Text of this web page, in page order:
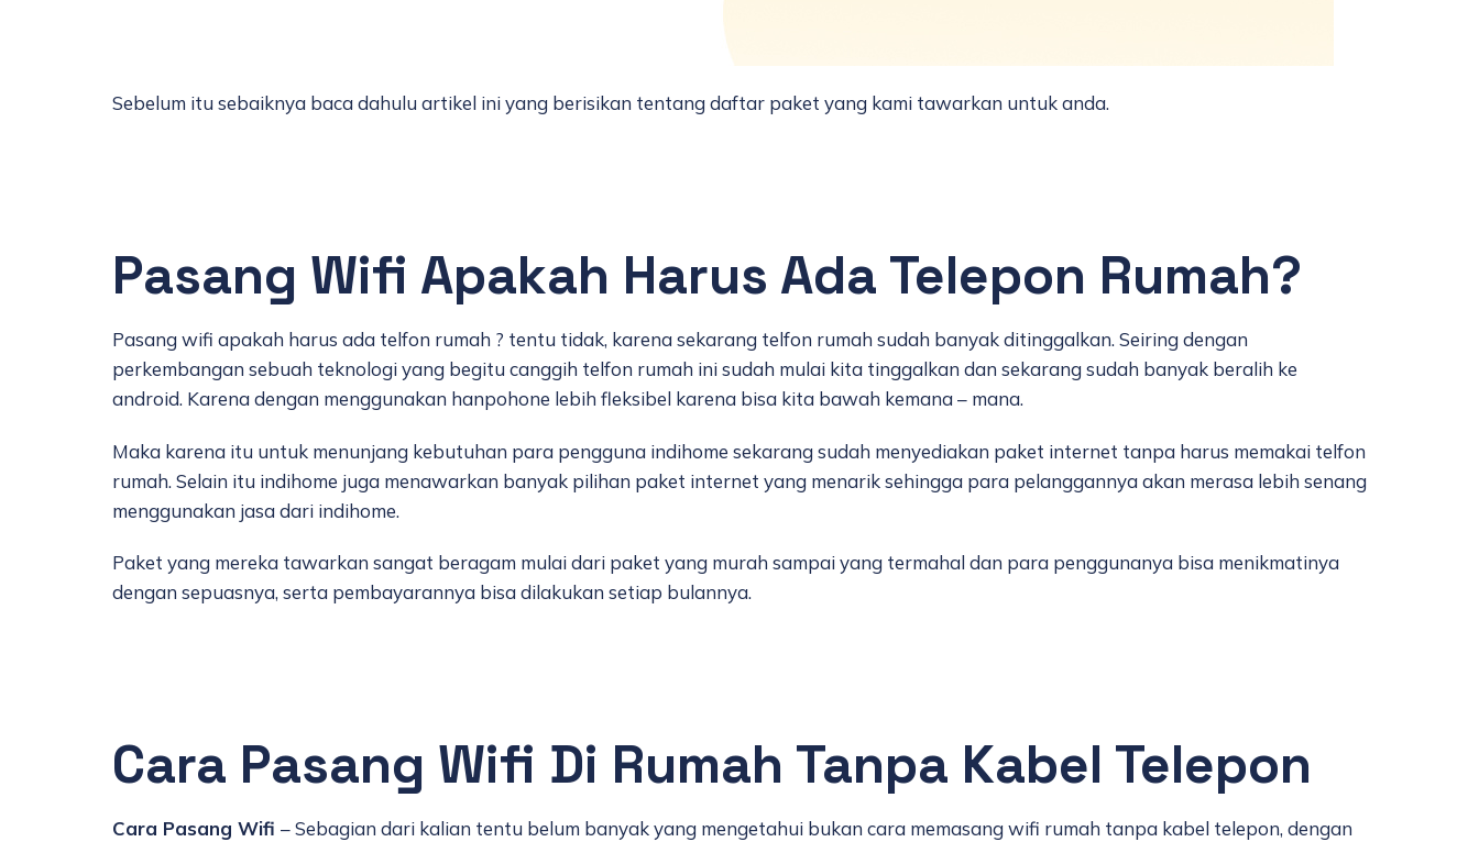
Sebelum itu sebaiknya baca dahulu artikel ini yang berisikan tentang daftar paket yang kami tawarkan untuk anda.
Pasang Wifi Apakah Harus Ada Telepon Rumah?
Pasang wifi apakah harus ada telfon rumah ? tentu tidak, karena sekarang telfon rumah sudah banyak ditinggalkan. Seiring dengan
perkembangan sebuah teknologi yang begitu canggih telfon rumah ini sudah mulai kita tinggalkan dan sekarang sudah banyak beralih ke
android. Karena dengan menggunakan hanpohone lebih fleksibel karena bisa kita bawah kemana – mana.
Maka karena itu untuk menunjang kebutuhan para pengguna indihome sekarang sudah menyediakan paket internet tanpa harus memakai telfon
rumah. Selain itu indihome juga menawarkan banyak pilihan paket internet yang menarik sehingga para pelanggannya akan merasa lebih senang
menggunakan jasa dari indihome.
Paket yang mereka tawarkan sangat beragam mulai dari paket yang murah sampai yang termahal dan para penggunanya bisa menikmatinya
dengan sepuasnya, serta pembayarannya bisa dilakukan setiap bulannya.
Cara Pasang Wifi Di Rumah Tanpa Kabel Telepon
Cara Pasang Wifi – Sebagian dari kalian tentu belum banyak yang mengetahui bukan cara memasang wifi rumah tanpa kabel telepon, dengan